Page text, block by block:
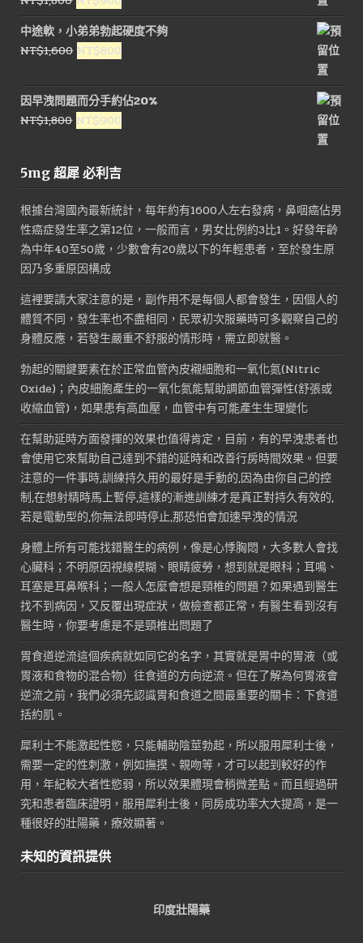
始
價
格：
前
價
格：
中途軟，小弟弟勃起硬度不夠
NT$1,600 原
價
格：
NT$1,600。
NT$800
價
格：
NT$800。
因早洩問題而分手約佔20%
NT$1,800 原
格：
NT$900
5mg 超犀 必利吉
根據台灣國內最新統計，每年約有1600人左右發病，鼻咽癌佔男
性癌症發生率之第12位，一般而言，男女比例約3比1。好發年齡
為中年40至50歲，少數會有20歲以下的年輕患者，至於發生原
因乃多重原因構成
這裡要請大家注意的是，副作用不是每個人都會發生，因個人的
體質不同，發生率也不盡相同，民眾初次服藥時可多觀察自己的
身體反應，若發生嚴重不舒服的情形時，需立即就醫。
勃起的關鍵要素在於正常血管內皮襯細胞和一氧化氮(Nitric
Oxide)；內皮細胞產生的一氧化氮能幫助調節血管彈性(舒張或
收縮血管)，如果患有高血壓，血管中有可能產生生理變化
在幫助延時方面發揮的效果也值得肯定，目前，有的早洩患者也
會使用它來幫助自己達到不錯的延時和改善行房時間效果。但要
注意的一件事時,訓練持久用的最好是手動的,因為由你自己的控
制,在想射精時馬上暫停,這樣的漸進訓練才是真正對持久有效的,
若是電動型的,你無法即時停止,那恐怕會加速早洩的情況
身體上所有可能找錯醫生的病例，像是心悸胸悶，大多數人會找
心臟科；不明原因視線模糊、眼睛疲勞，想到就是眼科；耳鳴、
耳塞是耳鼻喉科；一般人怎麼會想是頸椎的問題？如果遇到醫生
找不到病因，又反覆出現症狀，做檢查都正常，有醫生看到沒有
醫生時，你要考慮是不是頸椎出問題了
胃食道逆流這個疾病就如同它的名字，其實就是胃中的胃液（或
胃液和食物的混合物）往食道的方向逆流。但在了解為何胃液會
逆流之前，我們必須先認識胃和食道之間最重要的關卡：下食道
括約肌。
犀利士不能激起性慾，只能輔助陰莖勃起，所以服用犀利士後，
需要一定的性刺激，例如撫摸、親吻等，才可以起到較好的作
用，年紀較大者性慾弱，所以效果體現會稍微差點。而且經過研
究和患者臨床證明，服用犀利士後，同房成功率大大提高，是一
種很好的壯陽藥，療效顯著。
未知的資訊提供
印度壯陽藥